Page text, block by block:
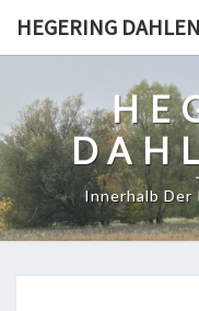
HEGERING
Innerhalb Der